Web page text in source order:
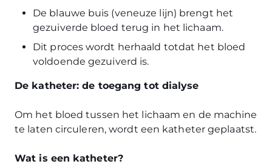
De blauwe buis (veneuze lijn) brengt het
gezuiverde bloed terug in het lichaam.
Dit proces wordt herhaald totdat het bloed
voldoende gezuiverd is.
De katheter: de toegang tot dialyse
Om het bloed tussen het lichaam en de machine
te laten circuleren, wordt een katheter geplaatst.
Wat is een katheter?